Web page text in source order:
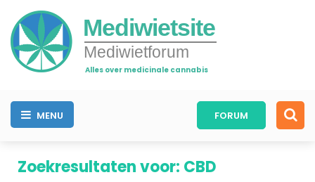
Mediwietsite
Mediwietforum
Alles over medicinale cannabis
MENU FORUM
Zoekresultaten voor: CBD